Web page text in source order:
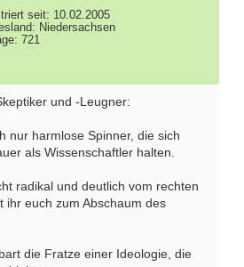
seit: 10.02.2005
Niedersachsen
721
und -Leugner:
nur harmlose Spinner, die sich
als Wissenschaftler halten.
radikal und deutlich vom rechten
ihr euch zum Abschaum des
die Fratze einer Ideologie, die